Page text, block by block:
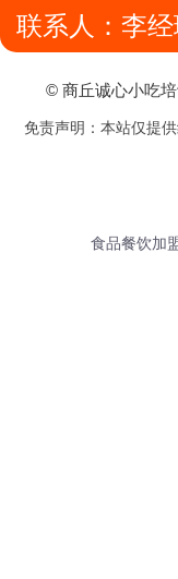
联系人：李经
© 商丘诚心小吃
免责声明：本站仅提
食品餐饮加